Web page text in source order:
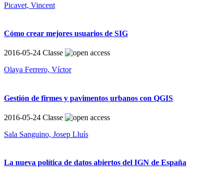
Picavet, Vincent
Cómo crear mejores usuarios de SIG
2016-05-24 Classe
Olaya Ferrero, Víctor
Gestión de firmes y pavimentos urbanos con QGIS
2016-05-24 Classe
Sala Sanguino, Josep Lluís
La nueva política de datos abiertos del IGN de España